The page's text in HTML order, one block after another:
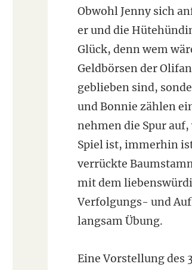
Obwohl Jenny sich
er und die
Glück, denn wem
Geldbörsen der
geblieben sind,
und Bonnie zählen
nehmen die Spur
Spiel ist, immerhin
verrückte
mit dem
Verfolgungs- und
langsam Übung.
Eine Vorstellung des